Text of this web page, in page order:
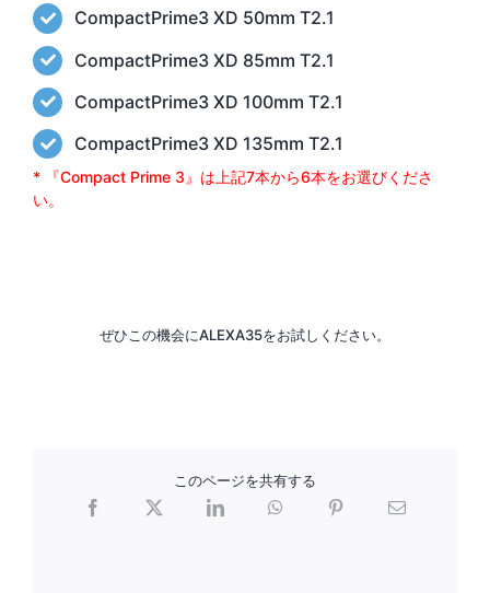
CompactPrime3 XD 50mm T2.1
CompactPrime3 XD 85mm T2.1
CompactPrime3 XD 100mm T2.1
CompactPrime3 XD 135mm T2.1
* 『Compact Prime 3』は上記7本から6本をお選びくださ
い。
ぜひこの機会にALEXA35をお試しください。
このページを共有する
Facebook
LinkedIn WhatsApp Pinterest電